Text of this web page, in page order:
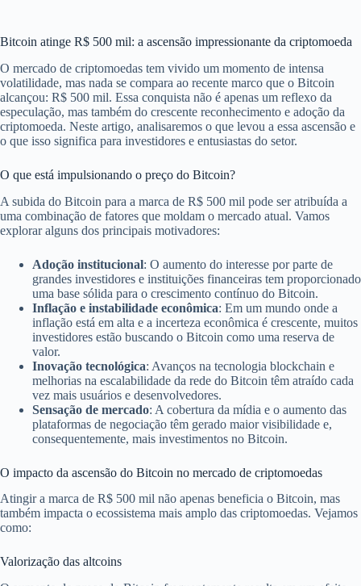
Bitcoin atinge R$ 500 mil: a ascensão impressionante da criptomoeda
O mercado de criptomoedas tem vivido um momento de intensa
volatilidade, mas nada se compara ao recente marco que o Bitcoin
alcançou: R$ 500 mil. Essa conquista não é apenas um reflexo da
especulação, mas também do crescente reconhecimento e adoção da
criptomoeda. Neste artigo, analisaremos o que levou a essa ascensão e
o que isso significa para investidores e entusiastas do setor.
O que está impulsionando o preço do Bitcoin?
A subida do Bitcoin para a marca de R$ 500 mil pode ser atribuída a
uma combinação de fatores que moldam o mercado atual. Vamos
explorar alguns dos principais motivadores:
Adoção institucional: O aumento do interesse por parte de
grandes investidores e instituições financeiras tem proporcionado
uma base sólida para o crescimento contínuo do Bitcoin.
Inflação e instabilidade econômica: Em um mundo onde a
inflação está em alta e a incerteza econômica é crescente, muitos
investidores estão buscando o Bitcoin como uma reserva de
valor.
Inovação tecnológica: Avanços na tecnologia blockchain e
melhorias na escalabilidade da rede do Bitcoin têm atraído cada
vez mais usuários e desenvolvedores.
Sensação de mercado: A cobertura da mídia e o aumento das
plataformas de negociação têm gerado maior visibilidade e,
consequentemente, mais investimentos no Bitcoin.
O impacto da ascensão do Bitcoin no mercado de criptomoedas
Atingir a marca de R$ 500 mil não apenas beneficia o Bitcoin, mas
também impacta o ecossistema mais amplo das criptomoedas. Vejamos
como:
Valorização das altcoins